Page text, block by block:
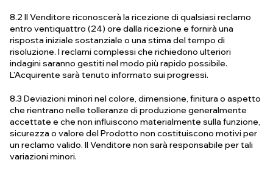
8.2 Il Venditore riconoscerà la ricezione di qualsiasi reclamo
entro ventiquattro (24) ore dalla ricezione e fornirà una
risposta iniziale sostanziale o una stima del tempo di
risoluzione. I reclami complessi che richiedono ulteriori
indagini saranno gestiti nel modo più rapido possibile.
L'Acquirente sarà tenuto informato sui progressi.
8.3 Deviazioni minori nel colore, dimensione, finitura o aspetto
che rientrano nelle tolleranze di produzione generalmente
accettate e che non influiscono materialmente sulla funzione,
sicurezza o valore del Prodotto non costituiscono motivi per
un reclamo valido. Il Venditore non sarà responsabile per tali
variazioni minori.